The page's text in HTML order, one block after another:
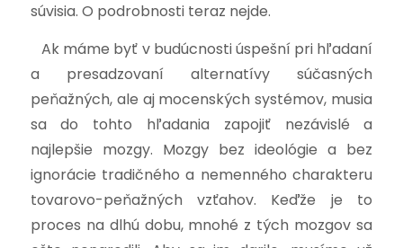
súvisia. O podrobnosti teraz nejde.
Ak máme byť v budúcnosti úspešní pri hľadaní
a presadzovaní alternatívy súčasných
peňažných, ale aj mocenských systémov, musia
sa do tohto hľadania zapojiť nezávislé a
najlepšie mozgy. Mozgy bez ideológie a bez
ignorácie tradičného a nemenného charakteru
tovarovo-peňažných vzťahov. Keďže je to
proces na dlhú dobu, mnohé z tých mozgov sa